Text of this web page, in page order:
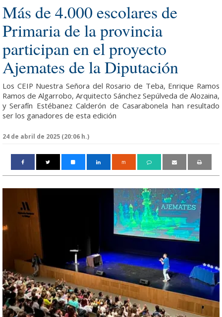
Más de 4.000 escolares de
Primaria de la provincia
participan en el proyecto
Ajemates de la Diputación
Los CEIP Nuestra Señora del Rosario de Teba, Enrique Ramos
Ramos de Algarrobo, Arquitecto Sánchez Sepúlveda de Alozaina,
y Serafín Estébanez Calderón de Casarabonela han resultado
ser los ganadores de esta edición
24 de abril de 2025 (20:06 h.)
m